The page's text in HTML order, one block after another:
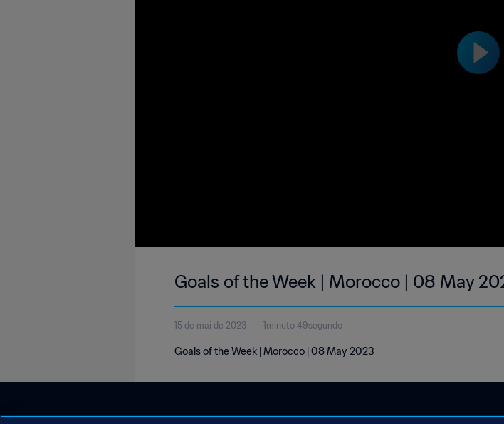
Goals of the Week | Morocco | 08 May
15 de mai de 2023 1minuto 49segundo
Goals of the Week | Morocco | 08 May 2023